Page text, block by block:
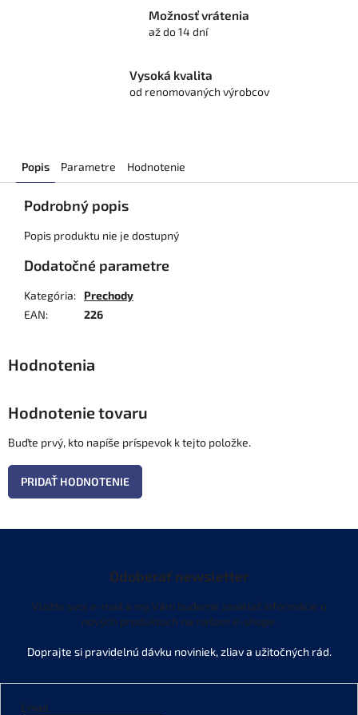
Možnosť vrátenia
až do 14 dní
Vysoká kvalita
od renomovaných výrobcov
Popis Parametre Hodnotenie
Podrobný popis
Popis produktu nie je dostupný
Dodatočné parametre
Kategória:
Prechody
EAN: 226
Hodnotenie tovaru
Buďte prvý, kto napíše príspevok k tejto položke.
PRIDAŤ HODNOTENIE
Odoberať newsletter
Vložte svoj e-mail a my Vám budeme zasielať informácie o
nových produktoch na našom e-shope.
Email